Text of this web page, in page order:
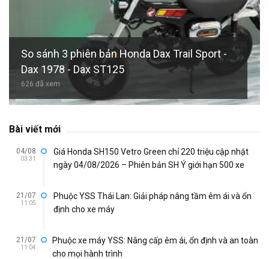
So sánh 3 phiên bản Honda Dax Trail Sport -
Dax 1978 - Dax ST125
626 đã xem
Bài viết mới
04/08
03:31
Giá Honda SH150 Vetro Green chỉ 220 triệu cập nhật
ngày 04/08/2026 – Phiên bản SH Ý giới hạn 500 xe
21/07
11:05
Phuộc YSS Thái Lan: Giải pháp nâng tầm êm ái và ổn
định cho xe máy
21/07
11:04
Phuộc xe máy YSS: Nâng cấp êm ái, ổn định và an toàn
cho mọi hành trình